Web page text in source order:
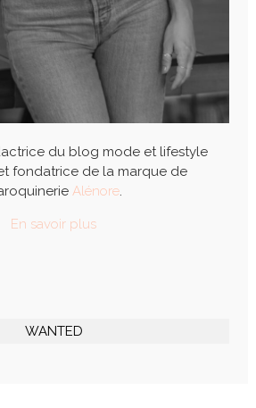
du blog mode et lifestyle
et fondatrice de la marque de
Alénore.
En savoir plus
WANTED